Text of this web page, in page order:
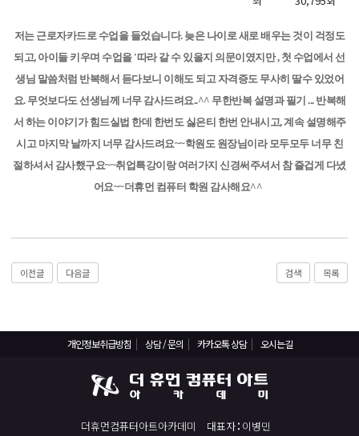
저는 근로자카드로 수업을 들었습니다. 늦은 나이로 새로 배우는 것이 걱정도
되고, 아이들 키우며 수업을 '따라 갈 수 있을지 의문이였지만 , 첫 수업에서 선
생님 말씀처럼 반복해서 듣다보니 이해도 되고 자격증도 무사히 딸수 있었어
요. 무엇보다도 선생님께 너무 감사드려요..^^ 무한반복 설명과 필기 ... 반복해
서 하는 이야기가 힘드실법 한데 한번도 싫은티 한번 안내시고, 계속 설명해주
시고 마지막 날까지 너무 감사드려요~~학원도 원장님이라 모두모두 너무 친
절하셔서 감사했구요~~취업특강이랑 여러가지 신경써주셔서 참 즐겁게 다녔
어요~~더휴먼 컴퓨터 학원 감사해요^^
이전글 다음글 검색 목록
개인정보취급방침 상담 / 문의 카카오톡 상담 오시는길
더휴먼컴퓨터아트아카데미 대표자 이병민
BIM 건축설계 및 실내건축설계(캐드(CAD),맥스(MAX),레빗(REVIT))실무자 양성과정
React, Veu 프레임워크 기반 프론트엔드 개발 양성 지원
반응형/웹퍼블리셔/프론트엔드 웹개발자(웹디자인)
반응형/웹퍼블리셔/프론트엔드 웹개발자(웹디자인기능사 과정평가형)
디지털컨버전스 자바(JAVA)개발자(전자정부 프레임워크/SPRING)
직업상담사 2급 (필기+실기) 자격증 취득과정
포토샵 자격증 취득과정(GTQ1급)
전산회계 1급 / FAT 1급 자격증 취득과정
전산세무 2급 / TAT 2급 자격증 취득과정